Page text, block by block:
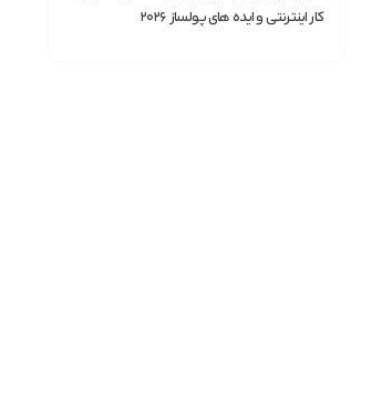
کار اینترنتی و ایده های پولساز ۲۰۲۶